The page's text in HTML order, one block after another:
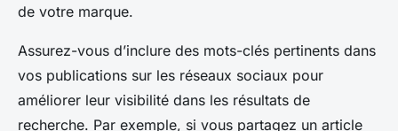
de votre marque.
Assurez-vous d’inclure des mots-clés pertinents dans
vos publications sur les réseaux sociaux pour
améliorer leur visibilité dans les résultats de
recherche. Par exemple, si vous partagez un article